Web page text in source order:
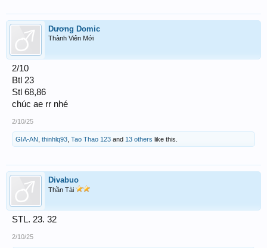
Dương Domic
Thành Viên Mới
2/10
Btl 23
Stl 68,86
chúc ae rr nhé
2/10/25
GIA-AN thinhlq93 Tao Thao 123 and 13 others like this.
Divabuo
Thần Tài
STL. 23. 32
2/10/25